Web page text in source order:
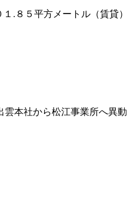
.８５平方メートル（賃貸）
雲本社から松江事業所へ異動